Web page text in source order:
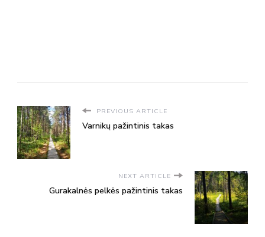
PREVIOUS ARTICLE
Varnikų pažintinis takas
NEXT ARTICLE
Gurakalnės pelkės pažintinis takas